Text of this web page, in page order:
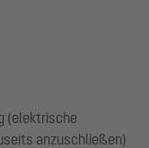
(elektrische
anzuschließen)